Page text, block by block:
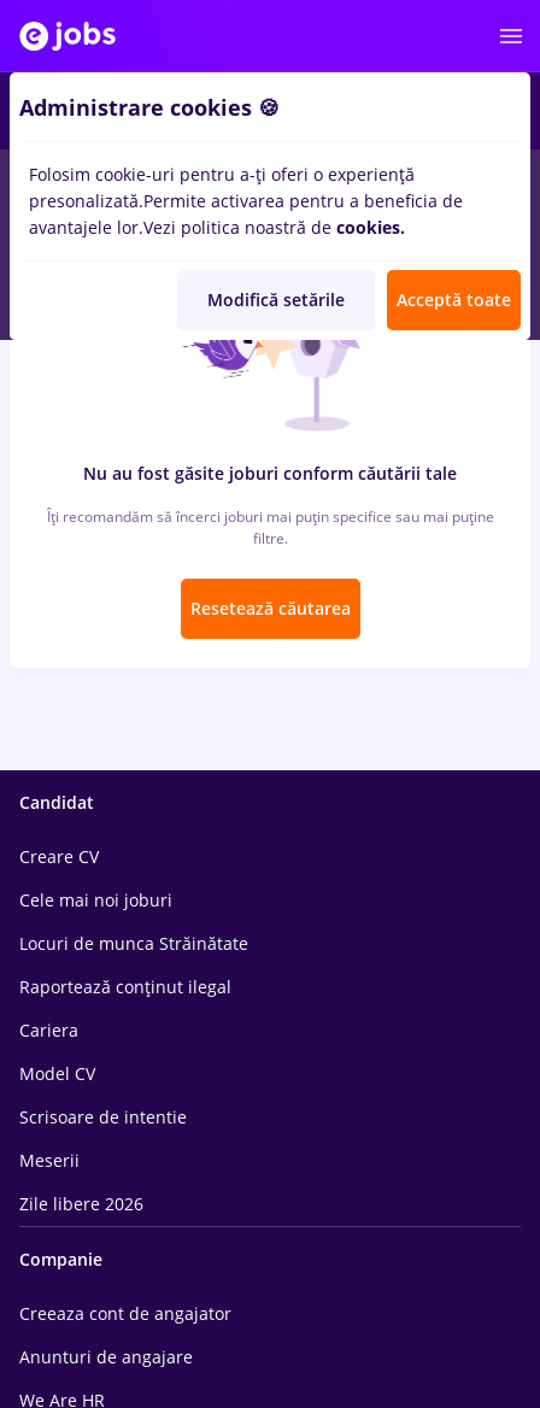
locuri de muncacu salarii Part timeinCluj-Napoca
Fara experientainFarmacie, Medicina / Sanatate
Nu au fost găsite joburi conform căutării tale
Îți recomandăm să încerci joburi mai puțin specifice sau mai puține
filtre.
Resetează căutarea
Candidat
Creare CV
Cele mai noi joburi
Locuri de munca Străinătate
Raportează conținut ilegal
Cariera
Model CV
Scrisoare de intentie
Meserii
Zile libere 2026
Companie
Creeaza cont de angajator
Anunturi de angajare
We Are HR
Administrare cookies 🍪
Folosim cookie-uri pentru a-ți oferi o experiență
presonalizată.Permite activarea pentru a beneficia de
avantajele lor.Vezi politica noastră de cookies.
Modifică setările Acceptă toate